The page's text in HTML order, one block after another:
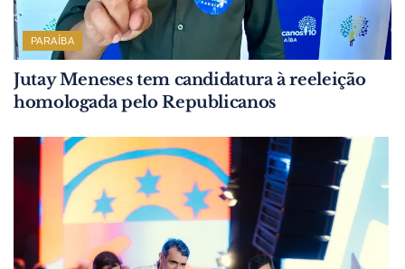
PARAÍBA
Jutay Meneses tem candidatura à reeleição
homologada pelo Republicanos